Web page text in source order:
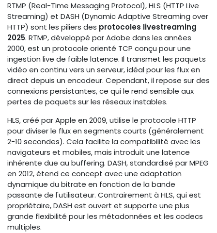
RTMP (Real-Time Messaging Protocol), HLS (HTTP Live
Streaming) et DASH (Dynamic Adaptive Streaming over
HTTP) sont les piliers des protocoles livestreaming
2025. RTMP, développé par Adobe dans les années
2000, est un protocole orienté TCP conçu pour une
ingestion live de faible latence. Il transmet les paquets
vidéo en continu vers un serveur, idéal pour les flux en
direct depuis un encodeur. Cependant, il repose sur des
connexions persistantes, ce qui le rend sensible aux
pertes de paquets sur les réseaux instables.
HLS, créé par Apple en 2009, utilise le protocole HTTP
pour diviser le flux en segments courts (généralement
2-10 secondes). Cela facilite la compatibilité avec les
navigateurs et mobiles, mais introduit une latence
inhérente due au buffering. DASH, standardisé par MPEG
en 2012, étend ce concept avec une adaptation
dynamique du bitrate en fonction de la bande
passante de l'utilisateur. Contrairement à HLS, qui est
propriétaire, DASH est ouvert et supporte une plus
grande flexibilité pour les métadonnées et les codecs
multiples.